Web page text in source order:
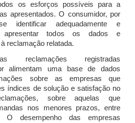
os esforços possíveis para a
apresentados. O consumidor, por
identificar adequadamente e
apresentar todos os dados e
reclamação relatada.
registradas
alimentam uma base de dados
sobre as empresas que
índices de solução e satisfação no
sobre aquelas que
nos menores prazos, entre
O desempenho das empresas